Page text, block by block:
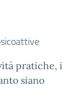
pratiche, i
siano